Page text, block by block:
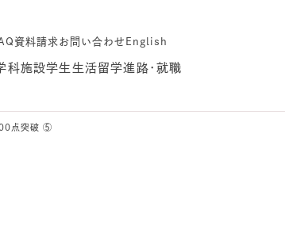
資料請求 お問い合わせ English
科施設学生生活留学進路･就職
点突破 ⑤